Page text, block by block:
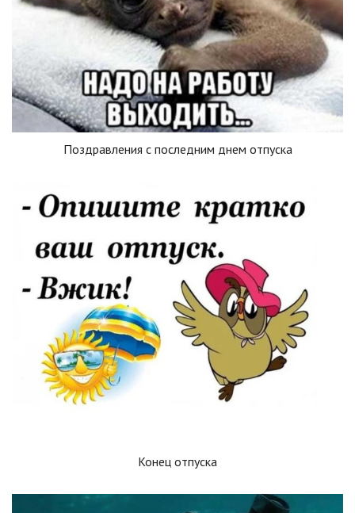
Поздравления с последним днем отпуска
Конец отпуска